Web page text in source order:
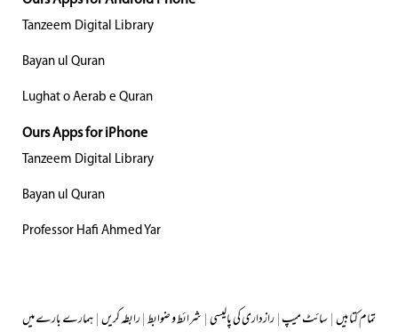
Tanzeem Digital Library
Bayan ul Quran
Lughat o Aerab e Quran
Ours Apps for iPhone
Tanzeem Digital Library
Bayan ul Quran
Professor Hafi Ahmed Yar
ہمارے بارے میں|رابطہ کریں|شرائط و ضوابط|رازداری کی پالیسی|سائٹ میپ|تمام کتابیں